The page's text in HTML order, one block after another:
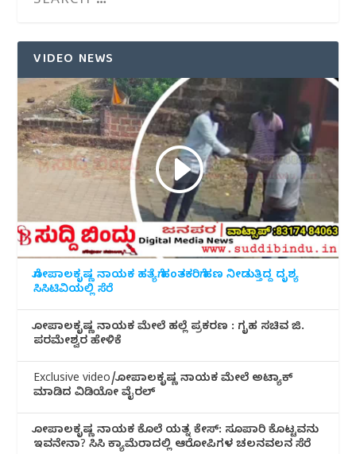
VIDEO NEWS
ಗೋಪಾಲಕೃಷ್ಣ ನಾಯಕ ಹತ್ಯೆಗೆ ಹಂತಕರಿಗೆ ಹಣ ನೀಡುತ್ತಿದ್ದ ದೃಶ್ಯ
ಸಿಸಿಟಿವಿಯಲ್ಲಿ ಸೆರೆ
ಗೋಪಾಲಕೃಷ್ಣ ನಾಯಕ ಮೇಲೆ ಹಲ್ಲೆ ಪ್ರಕರಣ : ಗೃಹ ಸಚಿವ ಜಿ.
ಪರಮೇಶ್ವರ ಹೇಳಿಕೆ
Exclusive video/ಗೋಪಾಲಕೃಷ್ಣ ನಾಯಕ ಮೇಲೆ ಅಟ್ಯಾಕ್
ಮಾಡಿದ ವಿಡಿಯೋ ವೈರಲ್
ಗೋಪಾಲಕೃಷ್ಣ ನಾಯಕ ಕೊಲೆ ಯತ್ನ ಕೇಸ್: ಸೂಪಾರಿ ಕೊಟ್ಟವನು
ಇವನೇನಾ? ಸಿಸಿ ಕ್ಯಾಮೆರಾದಲ್ಲಿ ಆರೋಪಿಗಳ ಚಲನವಲನ ಸೆರೆ